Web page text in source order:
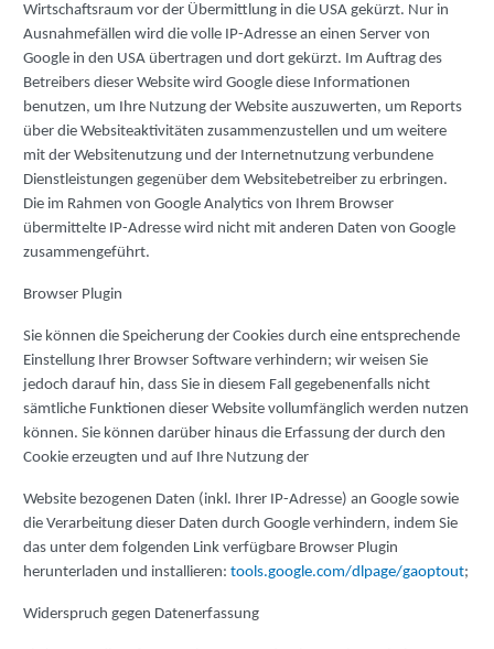
Wirtschaftsraum vor der Übermittlung in die USA gekürzt. Nur in
Ausnahmefällen wird die volle IP-Adresse an einen Server von
Google in den USA übertragen und dort gekürzt. Im Auftrag des
Betreibers dieser Website wird Google diese Informationen
benutzen, um Ihre Nutzung der Website auszuwerten, um Reports
über die Websiteaktivitäten zusammenzustellen und um weitere
mit der Websitenutzung und der Internetnutzung verbundene
Dienstleistungen gegenüber dem Websitebetreiber zu erbringen.
Die im Rahmen von Google Analytics von Ihrem Browser
übermittelte IP-Adresse wird nicht mit anderen Daten von Google
zusammengeführt.
Browser Plugin
Sie können die Speicherung der Cookies durch eine entsprechende
Einstellung Ihrer Browser Software verhindern; wir weisen Sie
jedoch darauf hin, dass Sie in diesem Fall gegebenenfalls nicht
sämtliche Funktionen dieser Website vollumfänglich werden nutzen
können. Sie können darüber hinaus die Erfassung der durch den
Cookie erzeugten und auf Ihre Nutzung der
Website bezogenen Daten (inkl. Ihrer IP-Adresse) an Google sowie
die Verarbeitung dieser Daten durch Google verhindern, indem Sie
das unter dem folgenden Link verfügbare Browser Plugin
herunterladen und installieren: tools.google.com/dlpage/gaoptout;
Widerspruch gegen Datenerfassung